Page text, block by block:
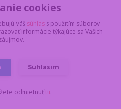
Set 25804 - 133 ks
mobilných telefónov a
pondelka 17.8. do
11:00, dodáme najskôr
cookies
Váš súhlas s použitím súborov
informácie týkajúce sa Vašich
záujmov.
Súhlasím
odmietnuťtu.